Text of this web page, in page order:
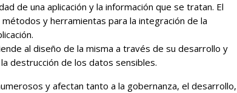
de una aplicación y la información que se tratan. El
y herramientas para la integración de la
al diseño de la misma a través de su desarrollo y
destrucción de los datos sensibles.
y afectan tanto a la gobernanza, el desarrollo,